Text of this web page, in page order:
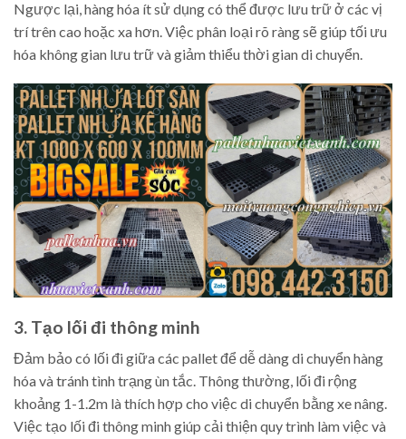
Ngược lại, hàng hóa ít sử dụng có thể được lưu trữ ở các vị
trí trên cao hoặc xa hơn. Việc phân loại rõ ràng sẽ giúp tối ưu
hóa không gian lưu trữ và giảm thiểu thời gian di chuyển.
3. Tạo lối đi thông minh
Đảm bảo có lối đi giữa các pallet để dễ dàng di chuyển hàng
hóa và tránh tình trạng ùn tắc. Thông thường, lối đi rộng
khoảng 1-1.2m là thích hợp cho việc di chuyển bằng xe nâng.
Việc tạo lối đi thông minh giúp cải thiện quy trình làm việc và